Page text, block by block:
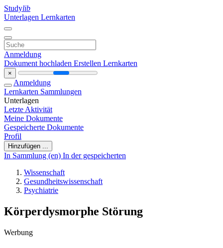
Studylib
Unterlagen Lernkarten
Anmeldung
Dokument hochladen Erstellen Lernkarten
×
Anmeldung
Lernkarten Sammlungen
Unterlagen
Letzte Aktivität
Meine Dokumente
Gespeicherte Dokumente
Profil
Hinzufügen ...
In Sammlung (en) In der gespeicherten
Wissenschaft
Gesundheitswissenschaft
Psychiatrie
Körperdysmorphe Störung
Werbung